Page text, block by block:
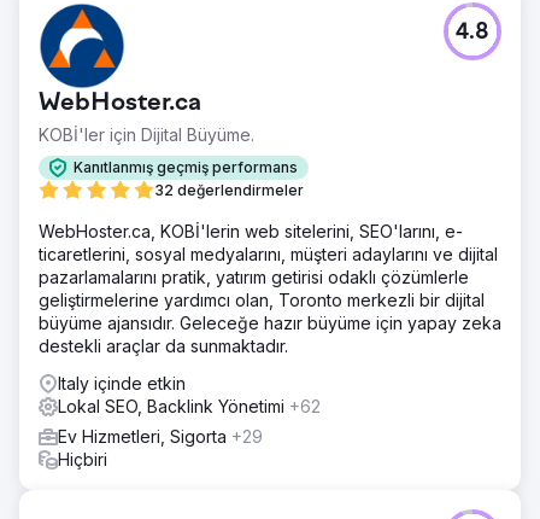
WebHoster.ca
KOBİ'ler için Dijital Büyüme.
Kanıtlanmış geçmiş performans
32 değerlendirmeler
4.8
WebHoster.ca, KOBİ'lerin web sitelerini, SEO'larını, e-
ticaretlerini, sosyal medyalarını, müşteri adaylarını ve dijital
pazarlamalarını pratik, yatırım getirisi odaklı çözümlerle
geliştirmelerine yardımcı olan, Toronto merkezli bir dijital
büyüme ajansıdır. Geleceğe hazır büyüme için yapay zeka
destekli araçlar da sunmaktadır.
Italy içinde etkin
Lokal SEO, Backlink Yönetimi +62
Ev Hizmetleri, Sigorta +29
Hiçbiri